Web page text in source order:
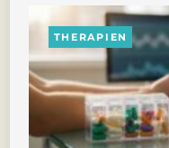
THERAPIEN